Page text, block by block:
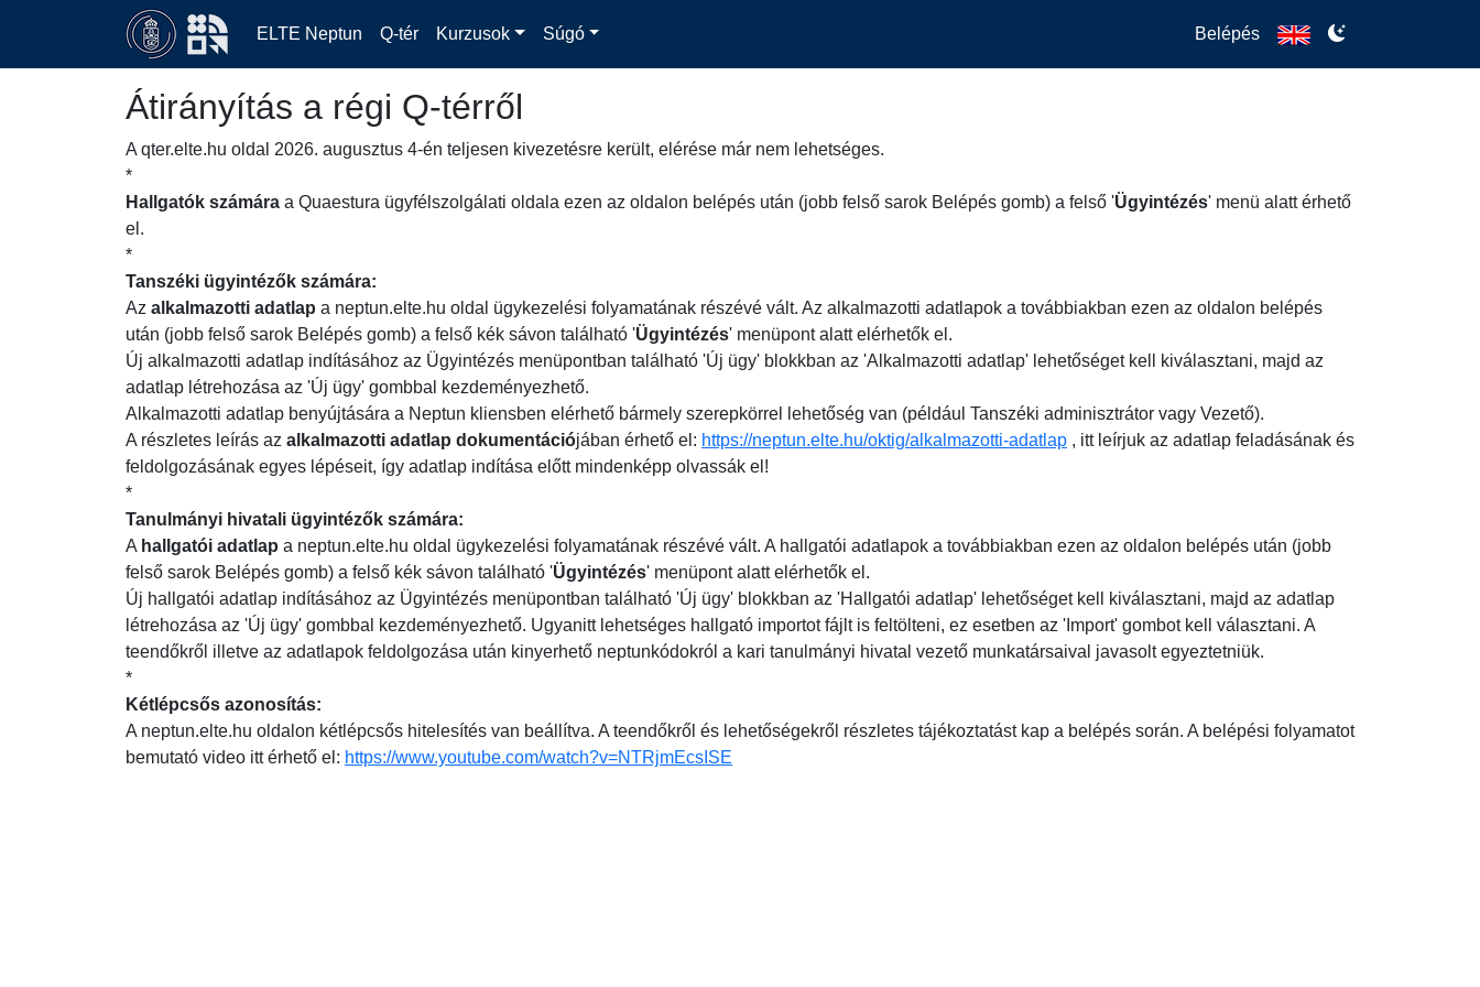
ELTE Neptun Q-tér Kurzusok Súgó Belépés
Átirányítás a régi Q-térről
A qter.elte.hu oldal 2026. augusztus 4-én teljesen kivezetésre került, elérése már nem lehetséges.
*
Hallgatók számára a Quaestura ügyfélszolgálati oldala ezen az oldalon belépés után (jobb felső sarok Belépés gomb) a felső 'Ügyintézés' menü alatt érhető
el.
*
Tanszéki ügyintézők számára:
Az alkalmazotti adatlap a neptun.elte.hu oldal ügykezelési folyamatának részévé vált. Az alkalmazotti adatlapok a továbbiakban ezen az oldalon belépés
után (jobb felső sarok Belépés gomb) a felső kék sávon található 'Ügyintézés' menüpont alatt elérhetők el.
Új alkalmazotti adatlap indításához az Ügyintézés menüpontban található 'Új ügy' blokkban az 'Alkalmazotti adatlap' lehetőséget kell kiválasztani, majd az
adatlap létrehozása az 'Új ügy' gombbal kezdeményezhető.
Alkalmazotti adatlap benyújtására a Neptun kliensben elérhető bármely szerepkörrel lehetőség van (például Tanszéki adminisztrátor vagy Vezető).
A részletes leírás az alkalmazotti adatlap dokumentációjában érhető el: https://neptun.elte.hu/oktig/alkalmazotti-adatlap , itt leírjuk az adatlap feladásának és
feldolgozásának egyes lépéseit, így adatlap indítása előtt mindenképp olvassák el!
*
Tanulmányi hivatali ügyintézők számára:
A hallgatói adatlap a neptun.elte.hu oldal ügykezelési folyamatának részévé vált. A hallgatói adatlapok a továbbiakban ezen az oldalon belépés után (jobb
felső sarok Belépés gomb) a felső kék sávon található 'Ügyintézés' menüpont alatt elérhetők el.
Új hallgatói adatlap indításához az Ügyintézés menüpontban található 'Új ügy' blokkban az 'Hallgatói adatlap' lehetőséget kell kiválasztani, majd az adatlap
létrehozása az 'Új ügy' gombbal kezdeményezhető. Ugyanitt lehetséges hallgató importot fájlt is feltölteni, ez esetben az 'Import' gombot kell választani. A
teendőkről illetve az adatlapok feldolgozása után kinyerhető neptunkódokról a kari tanulmányi hivatal vezető munkatársaival javasolt egyeztetniük.
*
Kétlépcsős azonosítás:
A neptun.elte.hu oldalon kétlépcsős hitelesítés van beállítva. A teendőkről és lehetőségekről részletes tájékoztatást kap a belépés során. A belépési folyamatot
bemutató video itt érhető el: https://www.youtube.com/watch?v=NTRjmEcsISE